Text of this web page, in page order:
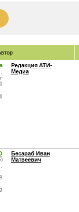
Редакция АТИ-
Медиа
Бесараб Иван
Матвеевич